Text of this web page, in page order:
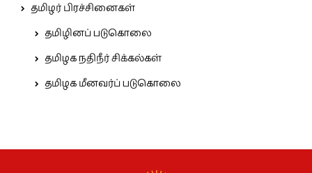
தமிழர் பிரச்சினைகள்
தமிழினப் படுகொலை
தமிழக நதிநீர் சிக்கல்கள்
தமிழக மீனவர்ப் படுகொலை